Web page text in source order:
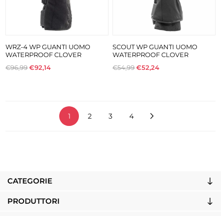
CATEGORIE
PRODUTTORI
WRZ-4 WP GUANTI UOMO
WATERPROOF CLOVER
€96,99€92,14
SCOUT WP GUANTI UOMO
WATERPROOF CLOVER
€54,99€52,24
1 2 3 4